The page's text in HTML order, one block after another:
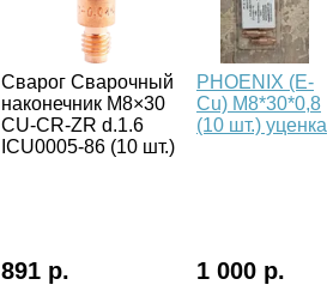
Сварог Сварочный
наконечник M8×30
CU-CR-ZR d.1.6
ICU0005-86 (10 шт.)
PHOENIX (E-
Cu) М8*30*0,8
(10 шт.) уценка
891 р. 1 000 р.